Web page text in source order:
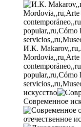
И.К.
Mordovia,,ru,Arte
popular,,ru,Cómo
искусство
Современное
отечественное